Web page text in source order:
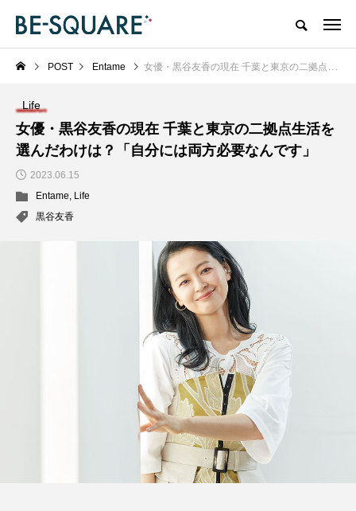
POST Entame 女優・黒谷友香の現在 千葉と東京の二拠点生活を選んだわけは？「自分には両方必要なんです」
Life
女優・黒谷友香の現在 千葉と東京の二拠点生活を
選んだわけは？「自分には両方必要なんです」
2023.06.15
Entame, Life
黒谷友香